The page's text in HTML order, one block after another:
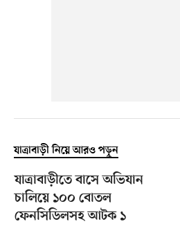
যাত্রাবাড়ী নিয়ে আরও পড়ুন
যাত্রাবাড়ীতে বাসে অভিযান
চালিয়ে ১০০ বোতল
ফেনসিডিলসহ আটক ১